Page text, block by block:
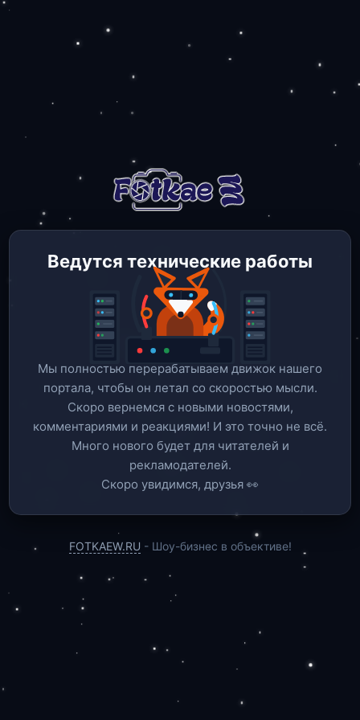
Ведутся технические работы
Мы полностью перерабатываем движок нашего
портала, чтобы он летал со скоростью мысли.
Скоро вернемся c новыми новостями,
комментариями и реакциями! И это точно не всё.
Много нового будет для читателей и
рекламодателей.
Скоро увидимся, друзья 👀
FOTKAEW.RU - Шоу-бизнес в объективе!